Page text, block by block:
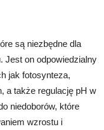
są niezbędne dla
Jest on odpowiedzialny
jak fotosynteza,
a także regulację pH w
niedoborów, które
wzrostu i